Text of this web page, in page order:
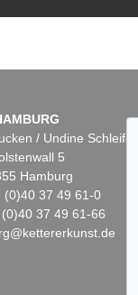
/ Undine Schleifer
5
Hamburg
(0)40 37 49 61-0
37 49 61-66